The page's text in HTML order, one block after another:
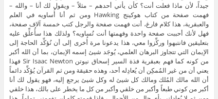
جيداً، لأن ماذا فعلت أنت؟ كأن يأتي أحدهم – مثلاً – ويقول لك أنا – والله –
فهمت صفحة من كتاب هوكينج Hawking ومن ثم أنا أُساويه في العلم
والعبقرية، هذا كلام فارغ، أنت فهمت صفحة والرجل كتب خمسة آلاف صفحة،
فهل لأنك أحببت صفحة واحدة وفهمتها أنت تُساويه؟ ولذلك هذا سأُعلِّق عليه
بتعليقين فانتبهوا وركِّزوا معي، هذا يدعونا مرة أُخرى إلى أن نُؤكِّد الحاجة إلى
الإيمان التي تتجاوز البرهان العلمي، يُوجَد شيئ إسمه الإيمان، بما أن الله أكبر
من كونه كما فهم بعبقرية فذة السير إسحاق نيوتن Sir Isaac Newton فهذا
يعني أن من غير المُمكِن أن يُعادِله أحد، وهذه حقيقة ومن ثم القرآن يُؤكِّد دائماً
أن الله مالك المُلك ومالك كل شيئ له وكل شيئ يرجع إليه، فهو يقول لك أنا
أكبر من كوني طبعاً وأكبر من خلقي وأكبر من كل ما يخطر على بالك، هذا خلقي